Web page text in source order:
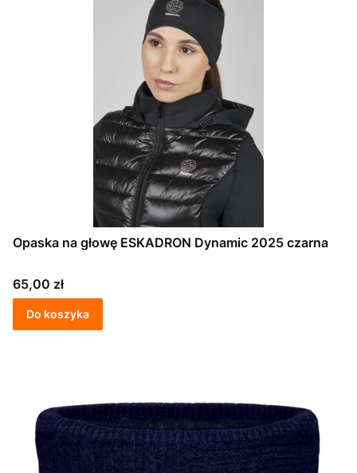
Opaska na głowę ESKADRON Dynamic 2025 czarna
Cena
65,00 zł
Do koszyka